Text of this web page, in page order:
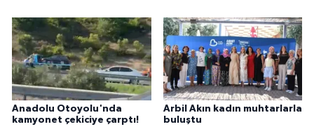
Anadolu Otoyolu'nda
kamyonet çekiciye çarptı!
Arbil Akın kadın muhtarlarla
buluştu